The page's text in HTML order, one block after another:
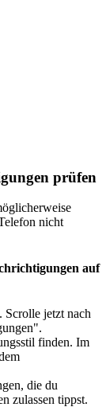
prüfen
nicht
auf
Scrolle jetzt nach
finden. Im
die du
zulassen tippst.